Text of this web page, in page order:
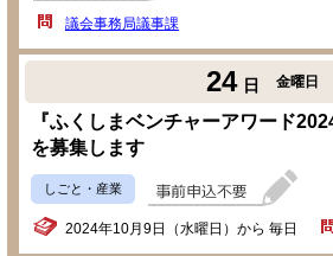
議会事務局議事課
24 日 金曜日
『ふくしまベンチャーアワード
を募集します
しごと・産業
2024年10月9日（水曜日）から 毎日